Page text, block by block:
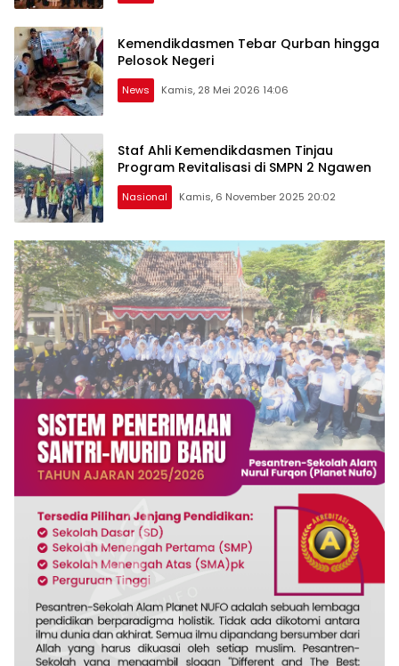
Kemendikdasmen Tebar Qurban hingga
Pelosok Negeri
News Kamis, 28 Mei 2026 14:06
Staf Ahli Kemendikdasmen Tinjau
Program Revitalisasi di SMPN 2 Ngawen
Nasional Kamis, 6 November 2025 20:02